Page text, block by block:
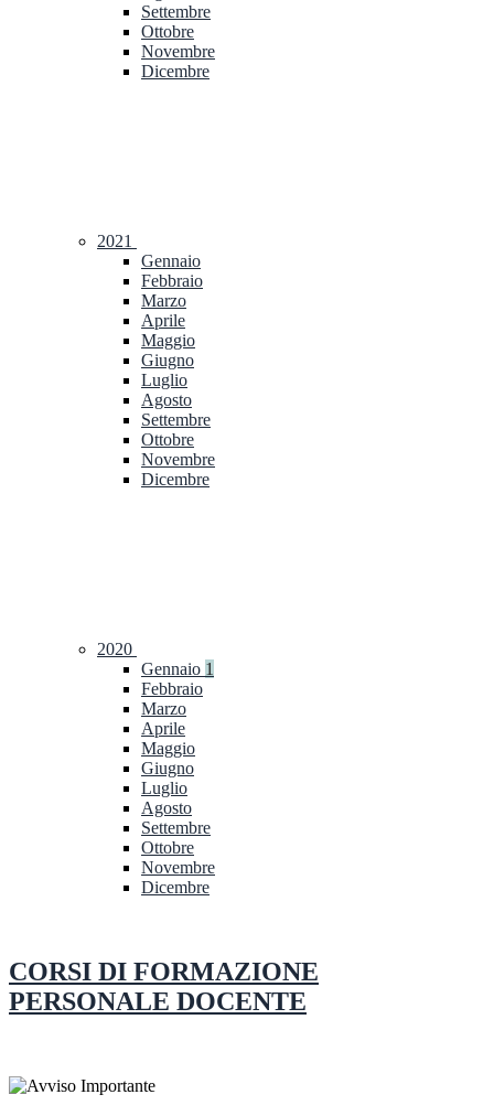
Settembre
Ottobre
Novembre
Dicembre
2021
Gennaio
Febbraio
Marzo
Aprile
Maggio
Giugno
Luglio
Agosto
Settembre
Ottobre
Novembre
Dicembre
2020
Gennaio 1
Febbraio
Marzo
Aprile
Maggio
Giugno
Luglio
Agosto
Settembre
Ottobre
Novembre
Dicembre
CORSI DI FORMAZIONE
PERSONALE DOCENTE